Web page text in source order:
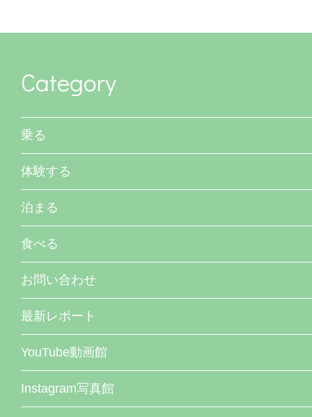
Category
乗る
体験する
泊まる
食べる
お問い合わせ
最新レポート
YouTube動画館
Instagram写真館